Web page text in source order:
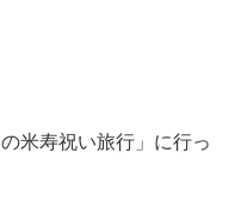
米寿祝い旅行」に行っ